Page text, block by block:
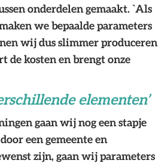
onderdelen gemaakt. `Als
we bepaalde parameters
wij dus slimmer produceren
de kosten en brengt onze
elementen’
gaan wij nog een stapje
een gemeente en
zijn, gaan wij parameters